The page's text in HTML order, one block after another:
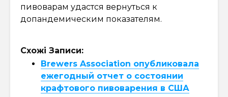
пивоварам удастся вернуться к
допандемическим показателям.
Схожі Записи:
Brewers Association опубликовала
ежегодный отчет о состоянии
крафтового пивоварения в США